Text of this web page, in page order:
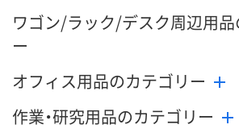
ワゴン/ラック/デスク周辺用品
ー
オフィス用品のカテゴリー
作業・研究用品のカテゴリー